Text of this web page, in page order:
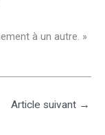
à un autre. »
Article suivant →